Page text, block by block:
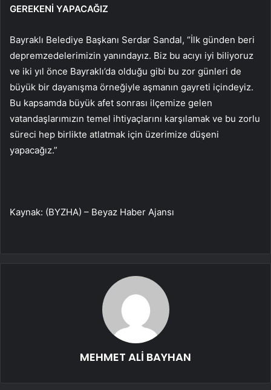
GEREKENİ YAPACAĞIZ
Bayraklı Belediye Başkanı Serdar Sandal, “İlk günden beri
depremzedelerimizin yanındayız. Biz bu acıyı iyi biliyoruz
ve iki yıl önce Bayraklı’da olduğu gibi bu zor günleri de
büyük bir dayanışma örneğiyle aşmanın gayreti içindeyiz.
Bu kapsamda büyük afet sonrası ilçemize gelen
vatandaşlarımızın temel ihtiyaçlarını karşılamak ve bu zorlu
süreci hep birlikte atlatmak için üzerimize düşeni
yapacağız.”
Kaynak: (BYZHA) – Beyaz Haber Ajansı
MEHMET ALİ BAYHAN